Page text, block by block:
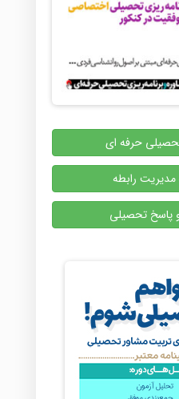
حرفه ای
رابطه
تحصیلی